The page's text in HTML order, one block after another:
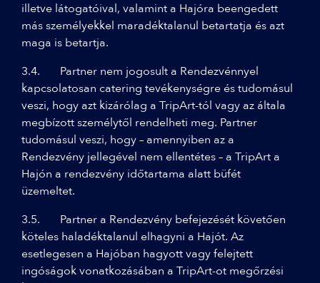
illetve látogatóival, valamint a Hajóra beengedett
más személyekkel maradéktalanul betartatja és azt
maga is betartja.
3.4. Partner nem jogosult a Rendezvénnyel
kapcsolatosan catering tevékenységre és tudomásul
veszi, hogy azt kizárólag a TripArt-tól vagy az általa
megbízott személytől rendelheti meg. Partner
tudomásul veszi, hogy – amennyiben az a
Rendezvény jellegével nem ellentétes – a TripArt a
Hajón a rendezvény időtartama alatt büfét
üzemeltet.
3.5. Partner a Rendezvény befejezését követően
köteles haladéktalanul elhagyni a Hajót. Az
esetlegesen a Hajóban hagyott vagy felejtett
ingóságok vonatkozásában a TripArt-ot megőrzési